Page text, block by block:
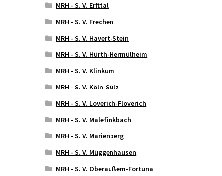
MRH - S. V. Erfttal
MRH - S. V. Frechen
MRH - S. V. Havert-Stein
MRH - S. V. Hürth-Hermülheim
MRH - S. V. Klinkum
MRH - S. V. Köln-Sülz
MRH - S. V. Loverich-Floverich
MRH - S. V. Malefinkbach
MRH - S. V. Marienberg
MRH - S. V. Müggenhausen
MRH - S. V. Oberaußem-Fortuna